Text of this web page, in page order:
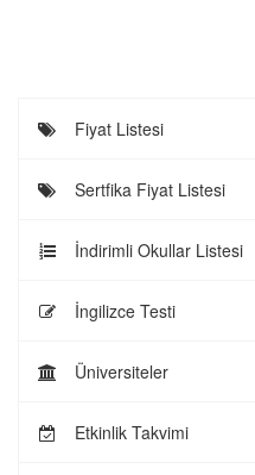
Fiyat Listesi
Sertfika Fiyat Listesi
İndirimli Okullar Listesi
İngilizce Testi
Üniversiteler
Etkinlik Takvimi